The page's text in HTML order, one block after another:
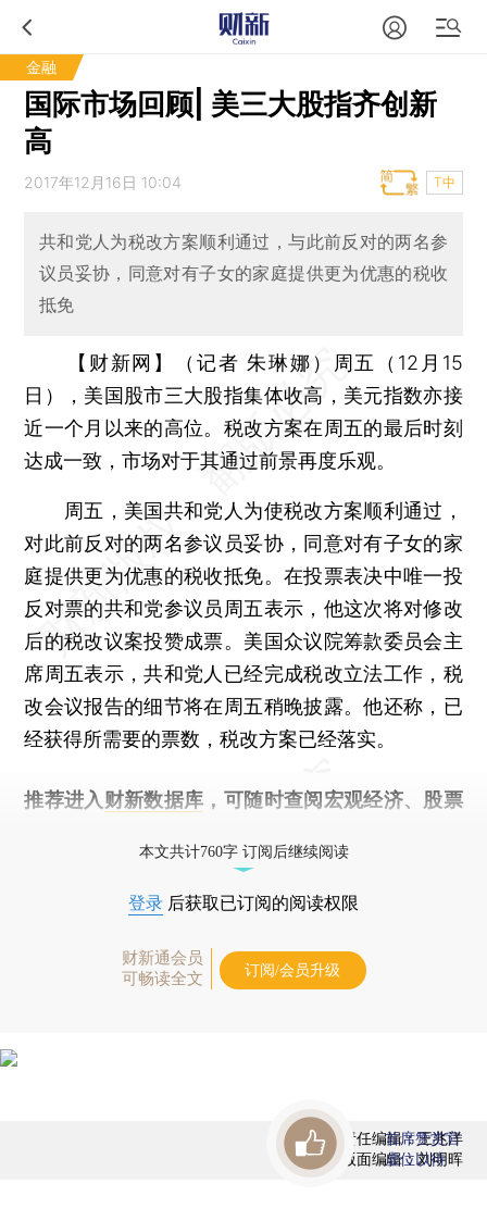
金融
国际市场回顾| 美三大股指齐创新
高
2017年12月16日 10:04 T中
共和党人为税改方案顺利通过，与此前反对的两名参
议员妥协，同意对有子女的家庭提供更为优惠的税收
抵免
【财新网】（记者 朱琳娜）
周五（12月15
日），美国股市三大股指集体收高，美元指数亦接
近一个月以来的高位。税改方案在周五的最后时刻
达成一致，市场对于其通过前景再度乐观。
周五，美国共和党人为使税改方案顺利通过，
对此前反对的两名参议员妥协，同意对有子女的家
庭提供更为优惠的税收抵免。在投票表决中唯一投
反对票的共和党参议员周五表示，他这次将对修改
后的税改议案投赞成票。美国众议院筹款委员会主
席周五表示，共和党人已经完成税改立法工作，税
改会议报告的细节将在周五稍晚披露。他还称，已
经获得所需要的票数，税改方案已经落实。
推荐进入 财新数据库 ，可随时查阅宏观经济、股票
本文共计760字 订阅后继续阅读
登录 后获取已订阅的阅读权限
财新通会员
可畅读全文
订阅/会员升级
责任编辑：王兆洋
版面编辑：刘明晖
首席赞赏官
虚位以待